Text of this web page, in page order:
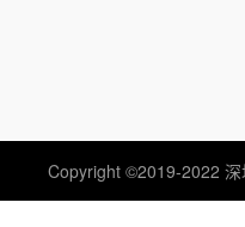
Copyright ©2019-2022